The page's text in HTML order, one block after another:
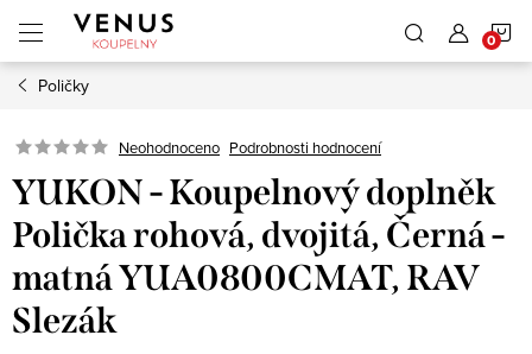
obsah
Poličky
Neohodnoceno Podrobnosti hodnocení
YUKON - Koupelnový doplněk
Polička rohová, dvojitá, Černá -
matná YUA0800CMAT, RAV
Slezák